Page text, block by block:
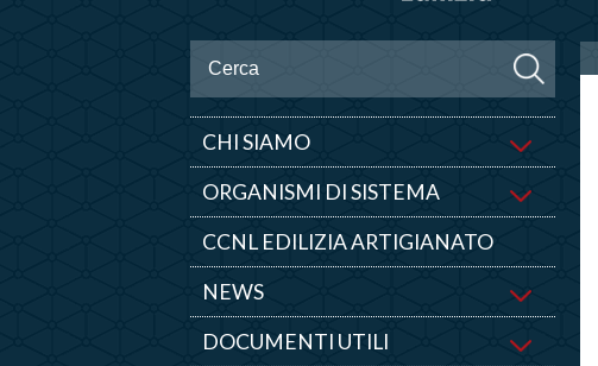
CHI SIAMO
ORGANISMI DI SISTEMA
CCNL EDILIZIA ARTIGIANATO
NEWS
DOCUMENTI UTILI